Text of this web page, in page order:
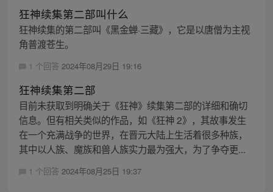
狂神续集第二部叫什么
狂神续集的第二部叫《黑金蝉·三藏》，它是以唐僧为主视
角普渡苍生。
1 个回答 2024年08月29日 19:16
狂神续集第二部
目前未获取到明确关于《狂神》续集第二部的详细和确切
信息。但有相关类似的作品，如《狂神 2》，其故事发生
在一个充满战争的世界，在晋元大陆上生活着很多种族，
其中以人族、魔族和兽人族实力最为强大，为了争夺更...
1 个回答 2024年08月25日 19:37